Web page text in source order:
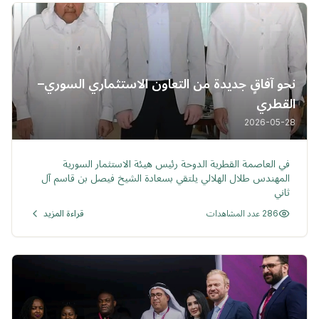
نحو آفاقٍ جديدة من التعاون الاستثماري السوري–
القطري
2026-05-28
في العاصمة القطرية الدوحة رئيس هيئة الاستثمار السورية
المهندس طلال الهلالي يلتقي بسعادة الشيخ فيصل بن قاسم آل
ثاني
286 عدد المشاهدات قراءة المزيد